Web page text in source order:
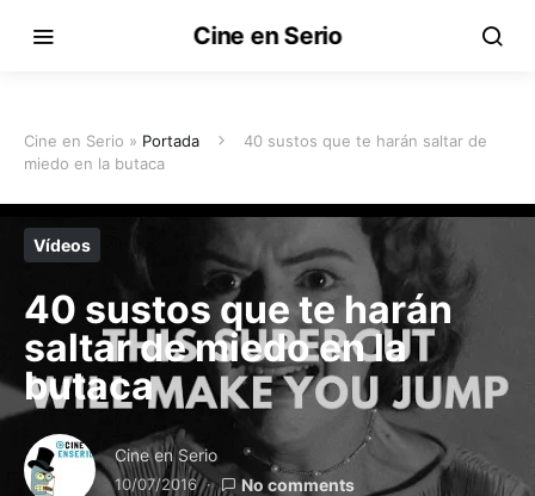
Cine en Serio
Cine en Serio » Portada
40 sustos que te harán saltar de
miedo en la butaca
Vídeos
40 sustos que te harán
saltar de miedo en la
butaca
Cine en Serio
10/07/2016 No comments